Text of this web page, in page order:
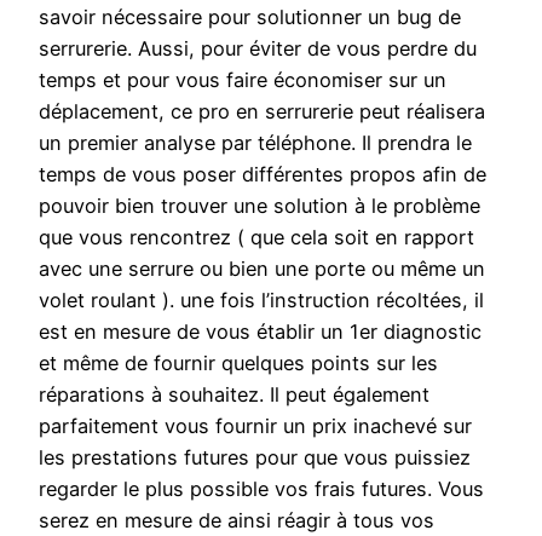
savoir nécessaire pour solutionner un bug de
serrurerie. Aussi, pour éviter de vous perdre du
temps et pour vous faire économiser sur un
déplacement, ce pro en serrurerie peut réalisera
un premier analyse par téléphone. Il prendra le
temps de vous poser différentes propos afin de
pouvoir bien trouver une solution à le problème
que vous rencontrez ( que cela soit en rapport
avec une serrure ou bien une porte ou même un
volet roulant ). une fois l’instruction récoltées, il
est en mesure de vous établir un 1er diagnostic
et même de fournir quelques points sur les
réparations à souhaitez. Il peut également
parfaitement vous fournir un prix inachevé sur
les prestations futures pour que vous puissiez
regarder le plus possible vos frais futures. Vous
serez en mesure de ainsi réagir à tous vos